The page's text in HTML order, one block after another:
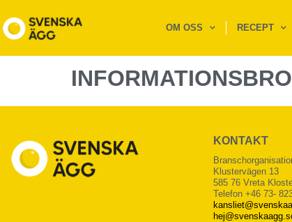
OM OSS RECEPT
KONTAKT
Klustervägen 13
585 76 Vreta
Telefon +46 73-